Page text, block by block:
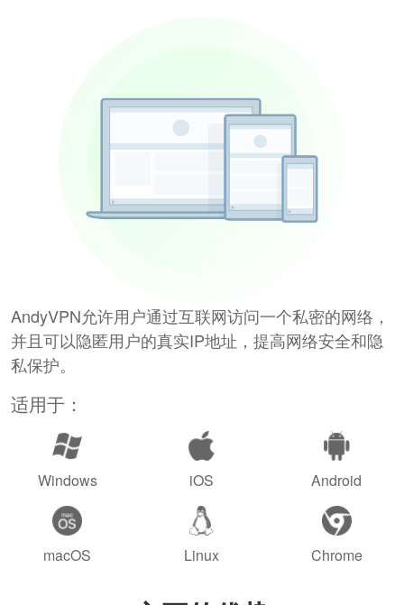
AndyVPN允许用户通过互联网访问一个私密的网络，
并且可以隐匿用户的真实IP地址，提高网络安全和隐
私保护。
适用于：
Windows iOS Android
macOS Linux Chrome